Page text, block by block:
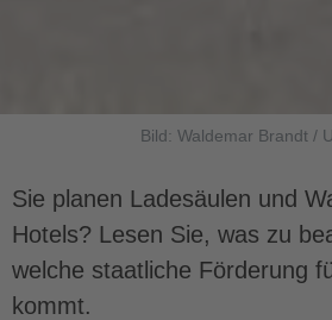
Bild: Waldemar Brandt /
Sie planen Ladesäulen und
Hotels? Lesen Sie, was zu
welche staatliche Förderung
kommt.